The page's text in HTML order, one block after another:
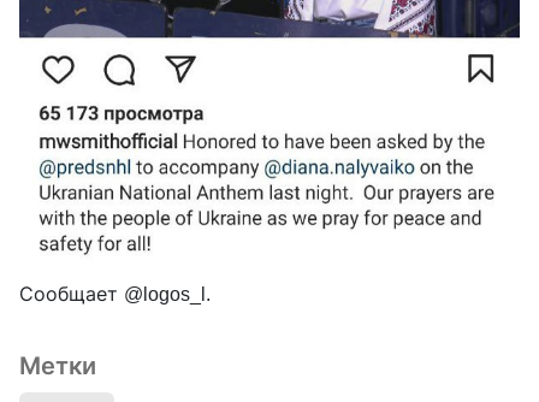
Сообщает @logos_l.
Метки